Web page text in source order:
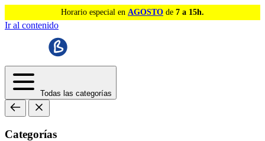
Horario especial en AGOSTO de 7 a 15h.
Ir al contenido
Todas las categorías
Categorías